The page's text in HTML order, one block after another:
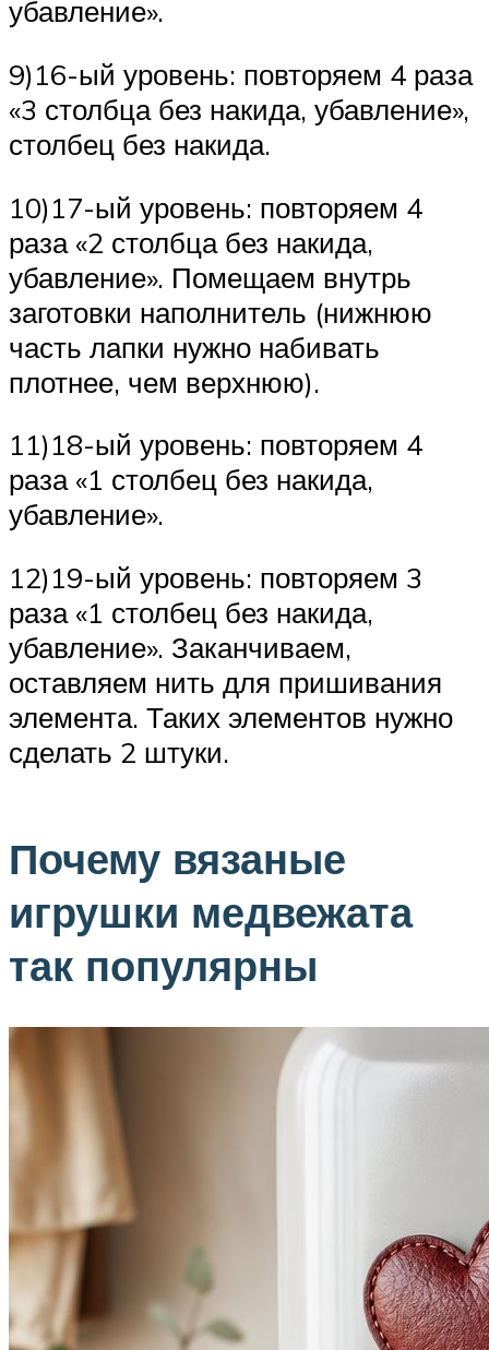
убавление».
9)16-ый уровень: повторяем 4 раза
«3 столбца без накида, убавление»,
столбец без накида.
10)17-ый уровень: повторяем 4
раза «2 столбца без накида,
убавление». Помещаем внутрь
заготовки наполнитель (нижнюю
часть лапки нужно набивать
плотнее, чем верхнюю).
11)18-ый уровень: повторяем 4
раза «1 столбец без накида,
убавление».
12)19-ый уровень: повторяем 3
раза «1 столбец без накида,
убавление». Заканчиваем,
оставляем нить для пришивания
элемента. Таких элементов нужно
сделать 2 штуки.
Почему вязаные
игрушки медвежата
так популярны